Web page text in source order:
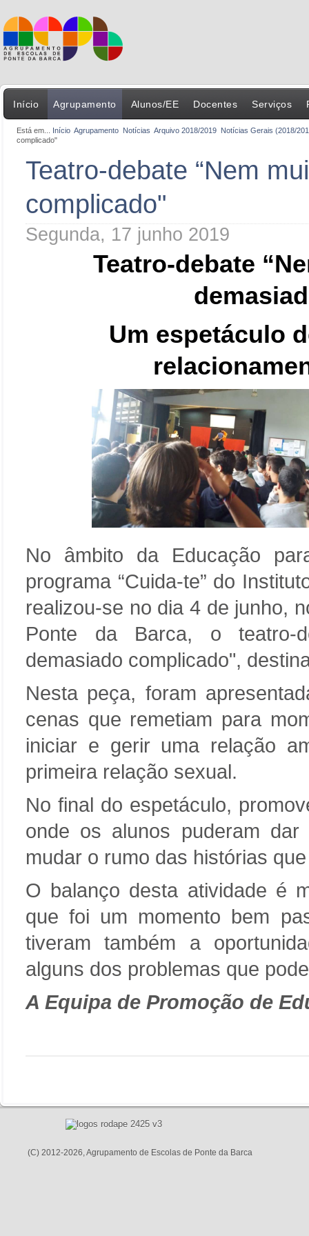
Início Agrupamento Alunos/EE Docentes Serviços
Está em... Início Agrupamento Notícias Arquivo 2018/2019 Notícias Gerais (2018/
complicado"
Teatro-debate “Nem
complicado"
Segunda, 17 junho 2019
Teatro-debate
Um espetáculo
No âmbito da Educação
programa “Cuida-te” do
realizou-se no dia 4 de junho,
Ponte da Barca, o teatro-
demasiado complicado",
Nesta peça, foram
cenas que remetiam para
iniciar e gerir uma relação
primeira relação sexual.
No final do espetáculo,
onde os alunos puderam
mudar o rumo das histórias
O balanço desta atividade é
que foi um momento bem
tiveram também a
alguns dos problemas que
A Equipa de Promoção de
(C) 2012-2026, Agrupamento de Escolas de Ponte da Barca